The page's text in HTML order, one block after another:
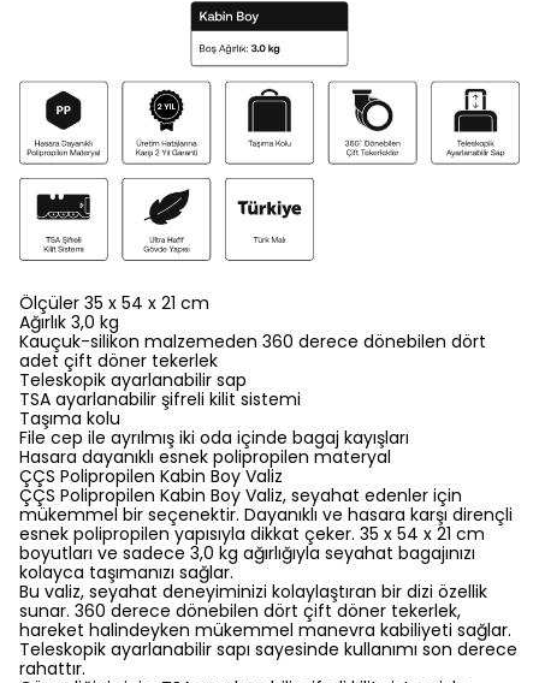
Ölçüler 35 x 54 x 21 cm
Ağırlık 3,0 kg
Kauçuk-silikon malzemeden 360 derece dönebilen dört
adet çift döner tekerlek
Teleskopik ayarlanabilir sap
TSA ayarlanabilir şifreli kilit sistemi
Taşıma kolu
File cep ile ayrılmış iki oda içinde bagaj kayışları
Hasara dayanıklı esnek polipropilen materyal
ÇÇS Polipropilen Kabin Boy Valiz
ÇÇS Polipropilen Kabin Boy Valiz, seyahat edenler için
mükemmel bir seçenektir. Dayanıklı ve hasara karşı dirençli
esnek polipropilen yapısıyla dikkat çeker. 35 x 54 x 21 cm
boyutları ve sadece 3,0 kg ağırlığıyla seyahat bagajınızı
kolayca taşımanızı sağlar.
Bu valiz, seyahat deneyiminizi kolaylaştıran bir dizi özellik
sunar. 360 derece dönebilen dört çift döner tekerlek,
hareket halindeyken mükemmel manevra kabiliyeti sağlar.
Teleskopik ayarlanabilir sapı sayesinde kullanımı son derece
rahattır.